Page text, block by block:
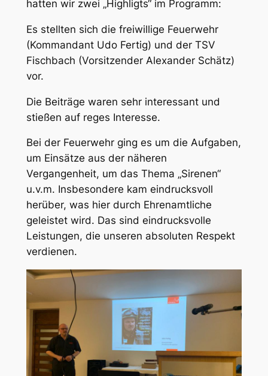
hatten wir zwei „Highligts“ im Programm:
Es stellten sich die freiwillige Feuerwehr
(Kommandant Udo Fertig) und der TSV
Fischbach (Vorsitzender Alexander Schätz)
vor.
Die Beiträge waren sehr interessant und
stießen auf reges Interesse.
Bei der Feuerwehr ging es um die Aufgaben,
um Einsätze aus der näheren
Vergangenheit, um das Thema „Sirenen“
u.v.m. Insbesondere kam eindrucksvoll
herüber, was hier durch Ehrenamtliche
geleistet wird. Das sind eindrucksvolle
Leistungen, die unseren absoluten Respekt
verdienen.